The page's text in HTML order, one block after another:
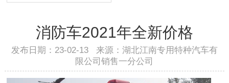
消防车2021年全新价格
发布日期：23-02-13 来源：湖北江南专用特种汽车有
限公司销售一分公司